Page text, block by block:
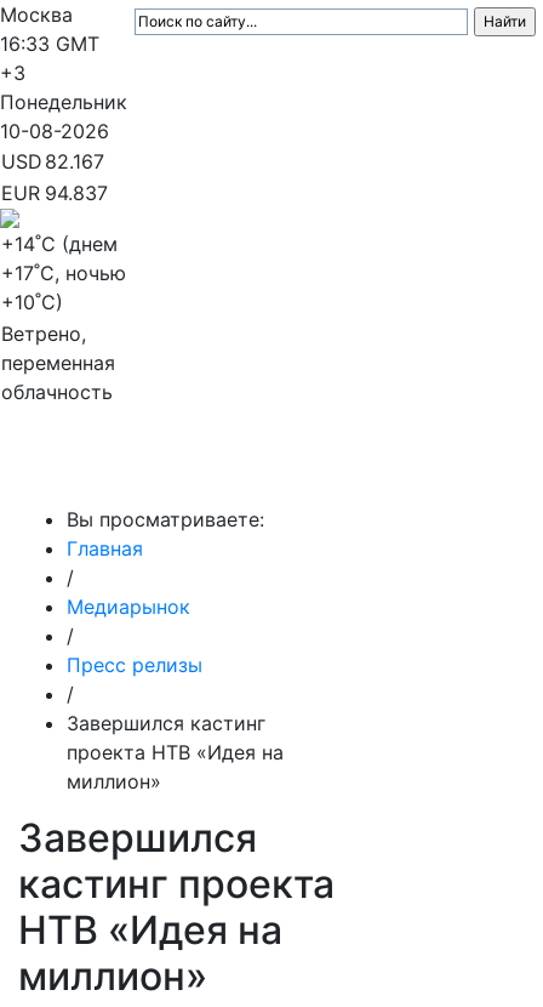
Москва
16:33 GMT
+3
Понедельник
10-08-2026
USD 82.167
EUR 94.837
+14˚C (днем
+17˚C, ночью
+10˚C)
Ветрено,
переменная
облачность
Вы просматриваете:
Главная
/
Медиарынок
/
Пресс релизы
/
Завершился кастинг
проекта НТВ «Идея на
миллион»
Завершился
кастинг проекта
НТВ «Идея на
миллион»